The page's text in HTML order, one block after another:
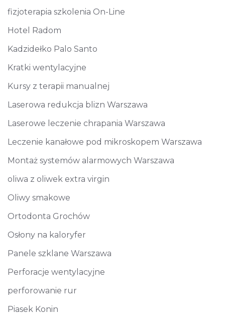
fizjoterapia szkolenia On-Line
Hotel Radom
Kadzidełko Palo Santo
Kratki wentylacyjne
Kursy z terapii manualnej
Laserowa redukcja blizn Warszawa
Laserowe leczenie chrapania Warszawa
Leczenie kanałowe pod mikroskopem Warszawa
Montaż systemów alarmowych Warszawa
oliwa z oliwek extra virgin
Oliwy smakowe
Ortodonta Grochów
Osłony na kaloryfer
Panele szklane Warszawa
Perforacje wentylacyjne
perforowanie rur
Piasek Konin